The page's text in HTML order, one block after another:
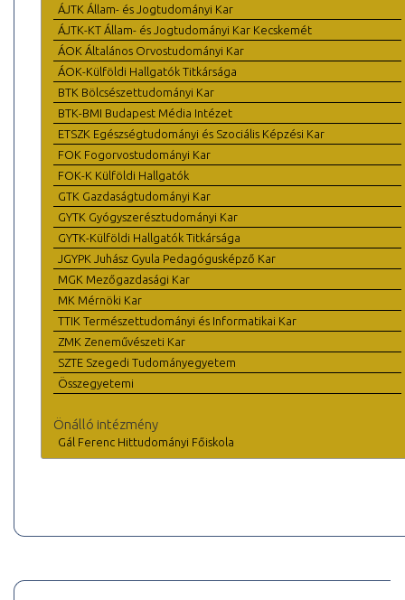
ÁJTK Állam- és Jogtudományi Kar
ÁJTK-KT Állam- és Jogtudományi Kar Kecskemét
ÁOK Általános Orvostudományi Kar
ÁOK-Külföldi Hallgatók Titkársága
BTK Bölcsészettudományi Kar
BTK-BMI Budapest Média Intézet
ETSZK Egészségtudományi és Szociális Képzési Kar
FOK Fogorvostudományi Kar
FOK-K Külföldi Hallgatók
GTK Gazdaságtudományi Kar
GYTK Gyógyszerésztudományi Kar
GYTK-Külföldi Hallgatók Titkársága
JGYPK Juhász Gyula Pedagógusképző Kar
MGK Mezőgazdasági Kar
MK Mérnöki Kar
TTIK Természettudományi és Informatikai Kar
ZMK Zeneművészeti Kar
SZTE Szegedi Tudományegyetem
Összegyetemi
Önálló intézmény
Gál Ferenc Hittudományi Főiskola